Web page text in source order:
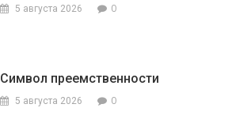
5 августа 2026 0
Символ преемственности
5 августа 2026 0